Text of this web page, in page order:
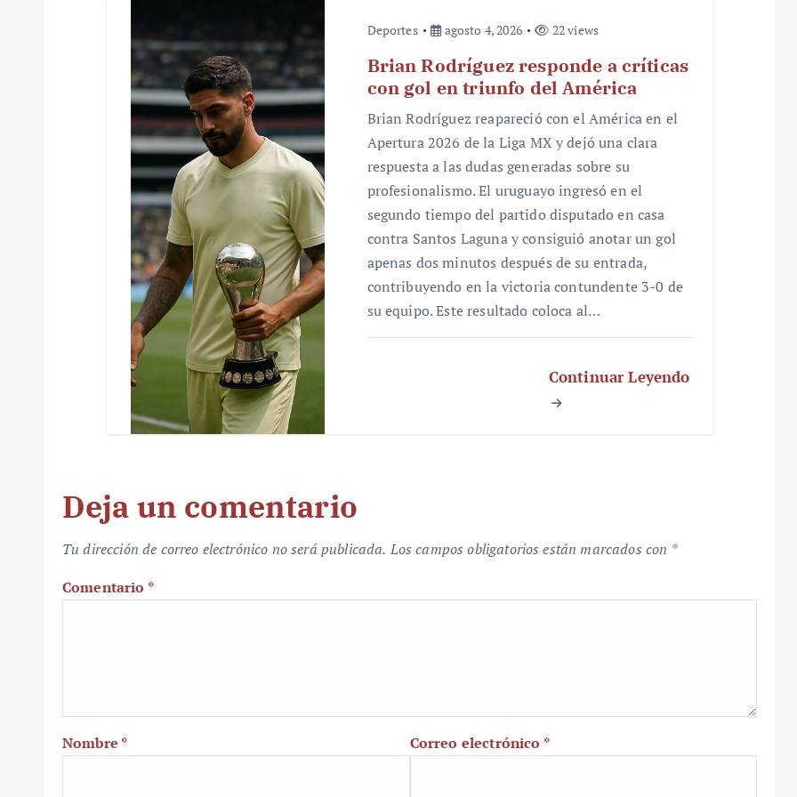
Deportes agosto 4, 2026 22 views
Brian Rodríguez responde a críticas
con gol en triunfo del América
Brian Rodríguez reapareció con el América en el
Apertura 2026 de la Liga MX y dejó una clara
respuesta a las dudas generadas sobre su
profesionalismo. El uruguayo ingresó en el
segundo tiempo del partido disputado en casa
contra Santos Laguna y consiguió anotar un gol
apenas dos minutos después de su entrada,
contribuyendo en la victoria contundente 3-0 de
su equipo. Este resultado coloca al…
Continuar Leyendo
Deja un comentario
Tu dirección de correo electrónico no será publicada. Los campos obligatorios están marcados con *
Comentario *
Nombre * Correo electrónico *